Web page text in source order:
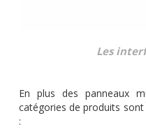
Les
En plus des panneaux
catégories de produits
: